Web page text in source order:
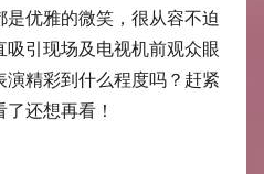
优雅的微笑，很从容不迫
引现场及电视机前观众眼
精彩到什么程度吗？赶紧
还想再看！